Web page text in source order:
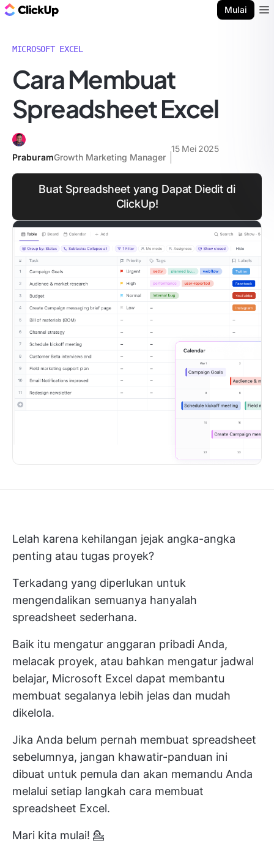
Mulai
MICROSOFT EXCEL
Cara Membuat
Spreadsheet Excel
PraburamGrowth Marketing Manager
15 Mei 2025
Buat Spreadsheet yang Dapat Diedit di
ClickUp!
Lelah karena kehilangan jejak angka-angka
penting atau tugas proyek?
Terkadang yang diperlukan untuk
mengendalikan semuanya hanyalah
spreadsheet sederhana.
Baik itu mengatur anggaran pribadi Anda,
melacak proyek, atau bahkan mengatur jadwal
belajar, Microsoft Excel dapat membantu
membuat segalanya lebih jelas dan mudah
dikelola.
Jika Anda belum pernah membuat spreadsheet
sebelumnya, jangan khawatir-panduan ini
dibuat untuk pemula dan akan memandu Anda
melalui setiap langkah cara membuat
spreadsheet Excel.
Mari kita mulai! 💁